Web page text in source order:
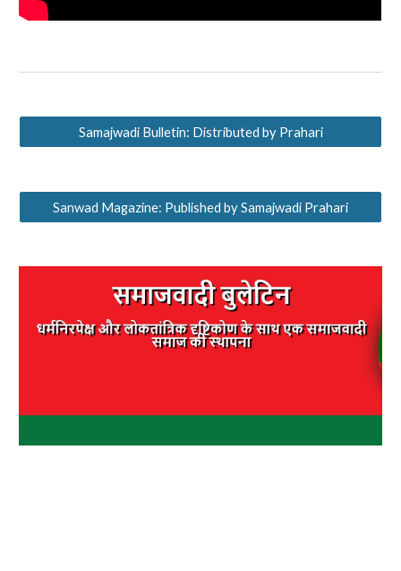
Samajwadi Bulletin: Distributed by Prahari
Sanwad Magazine: Published by Samajwadi Prahari